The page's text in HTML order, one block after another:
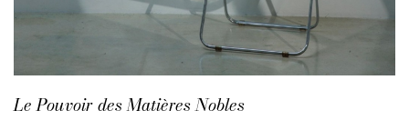
Le Pouvoir des Matières Nobles